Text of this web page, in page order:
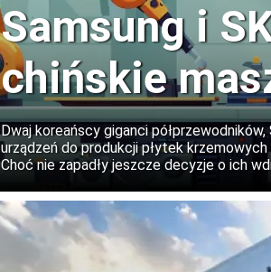
Samsung i
chińskie
produkcji
Dwaj koreańscy giganci
urządzeń do produkcji płytek
Choć nie zapadły jeszcze decyzje o ich
eksportowych dotyczących technologii